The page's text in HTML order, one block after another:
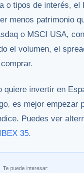
o tipos de interés, el
menos patrimonio
o MSCI USA,
el volumen, el
quiere invertir en
es mejor empezar
Puedes ver
35.
Te puede interesar: